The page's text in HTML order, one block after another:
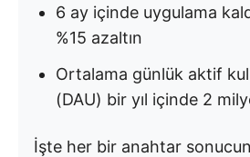
6 ay içinde uygulama
%15 azaltın
Ortalama günlük aktif
(DAU) bir yıl içinde 2
İşte her bir anahtar sonucun